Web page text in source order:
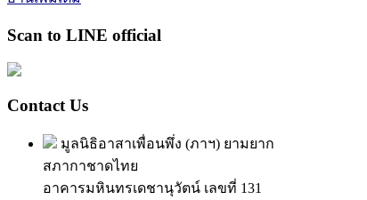
Scan to LINE official
Contact Us
มูลนิธิอาสาเพื่อนพึ่ง (ภาฯ) ยามยาก
สภากาชาดไทย
อาคารมหินทรเดชานุวัตน์ เลขที่ 131